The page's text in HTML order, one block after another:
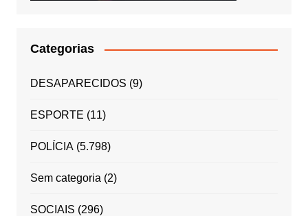
Categorias
DESAPARECIDOS (9)
ESPORTE (11)
POLÍCIA(5.798)
Sem categoria (2)
SOCIAIS (296)